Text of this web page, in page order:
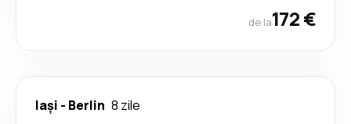
de la172 €
Iași - Berlin 8 zile